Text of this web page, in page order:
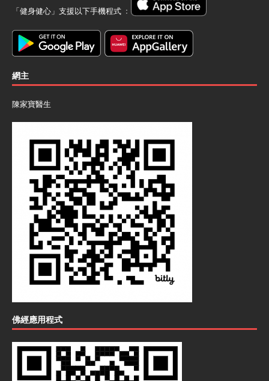
「健身健心」支援以下手機程式 ﹕
網主
陳家寶醫生
佛經應用程式